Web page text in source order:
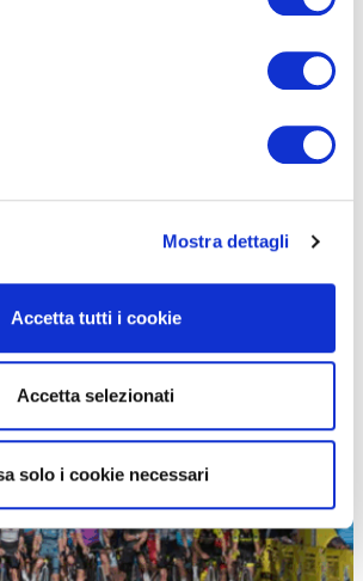
Mostra dettagli
Accetta tutti i cookie
Accetta selezionati
solo i cookie necessari
e la cosa è nata praticamente da sola».